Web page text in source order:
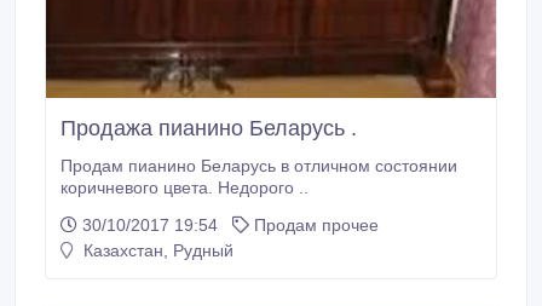
Продажа пианино Беларусь .
Продам пианино Беларусь в отличном состоянии
коричневого цвета. Недорого ..
30/10/2017 19:54
Продам прочее
Казахстан, Рудный